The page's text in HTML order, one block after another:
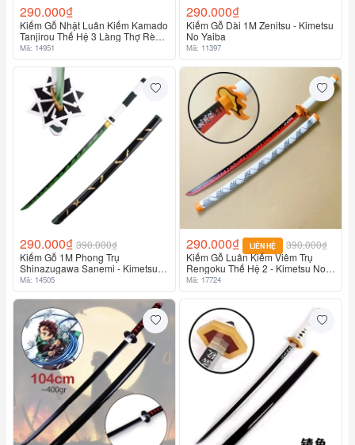
290.000₫
Kiếm Gỗ Nhật Luân Kiếm Kamado
Tanjirou Thế Hệ 3 Làng Thợ Rèn
Lưỡi Trắng Đen - Kimetsu No
Mã: 14951
290.000₫
Kiếm Gỗ Dài 1M Zenitsu - Kimetsu
No Yaiba
Mã: 11397
290.000₫ 390.000₫
Kiếm Gỗ 1M Phong Trụ
Shinazugawa Sanemi - Kimetsu
No Yaiba
Mã: 14505
290.000₫ LIÊN HỆ
390.000₫
Kiếm Gỗ Luân Kiếm Viêm Trụ
Rengoku Thế Hệ 2 - Kimetsu No
Yaiba
Mã: 17724